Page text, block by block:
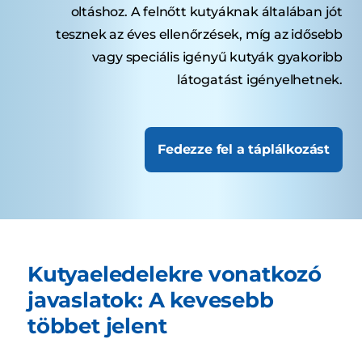
oltáshoz. A felnőtt kutyáknak általában jót
tesznek az éves ellenőrzések, míg az idősebb
vagy speciális igényű kutyák gyakoribb
látogatást igényelhetnek.
Fedezze fel a táplálkozást
Kutyaeledelekre vonatkozó
javaslatok: A kevesebb
többet jelent